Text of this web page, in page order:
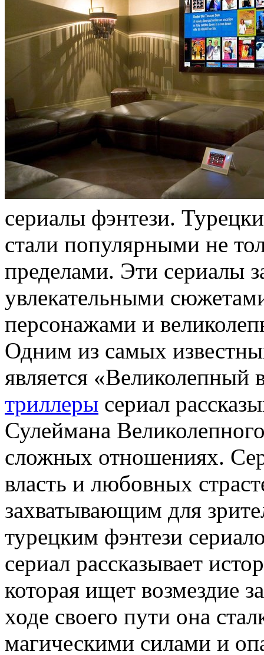
сериалы фэнтези.
стали популярными не
пределами. Эти сериалы
увлекательными
персонажами и
Одним из самых
является «Великолепный
триллеры сериал
Сулеймана
сложных отношениях.
власть и любовных
захватывающим для
турецким фэнтези
сериал рассказывает
которая ищет возмездие
ходе своего пути она
магическими силами и